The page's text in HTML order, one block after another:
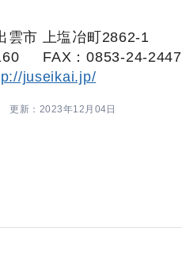
雲市 上塩冶町2862-1
FAX：0853-24-2447
juseikai.jp/
更新：2023年12月04日